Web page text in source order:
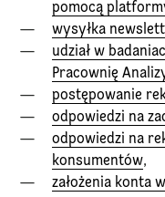
pomocą
wysyłka
udział w
Pracownię
postępowanie
odpowiedzi na
odpowiedzi na
konsumentów,
założenia konta